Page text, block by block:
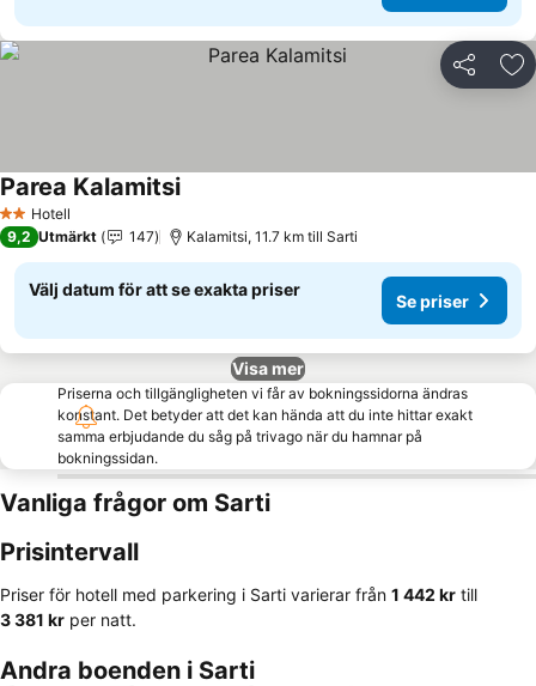
Dela
2 Stjärnor
Hotell
Parea KalamitsiSe priser
9,2 Utmärkt 147 Kalamitsi, 11.7 km till Sarti
Välj datum för att se exakta priser
Se priser
Visa mer
Priserna och tillgängligheten vi får av bokningssidorna ändras
konstant. Det betyder att det kan hända att du inte hittar exakt
samma erbjudande du såg på trivago när du hamnar på
bokningssidan.
Vanliga frågor om Sarti
Prisintervall
Priser för hotell med parkering i Sarti varierar från ‎1 442 kr till
‎3 381 kr per natt.
Andra boenden i Sarti